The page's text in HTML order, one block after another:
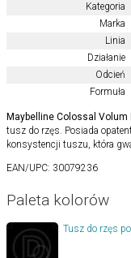
Kategoria
Marka
Linia
Działanie
Odcień
Formuła
Maybelline Colossal
tusz do rzęs. Posiada
konsystencji tuszu, która
EAN/UPC: 30079236
Paleta kolorów
Tusz do rzęs